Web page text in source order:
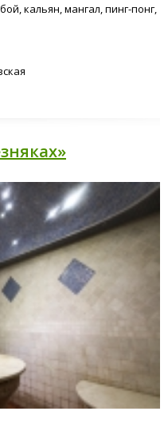
кальян, мангал, пинг-понг,